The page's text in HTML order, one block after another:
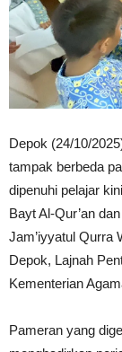
Depok (24/10/
tampak berbeda
dipenuhi pelajar
Bayt Al-Qur’an
Jam’iyyatul Qurra
Depok, Lajnah
Kementerian
Pameran yang